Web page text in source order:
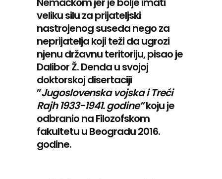
veliku silu za prijateljski
nastrojenog suseda nego za
neprijatelja koji teži da ugrozi
njenu državnu teritoriju, pisao je
Dalibor Ž. Denda u svojoj
doktorskoj disertaciji
”Jugoslovenska vojska i Treći
Rajh 1933-1941. godine”koju je
odbranio na Filozofskom
fakultetu u Beogradu 2016.
godine.